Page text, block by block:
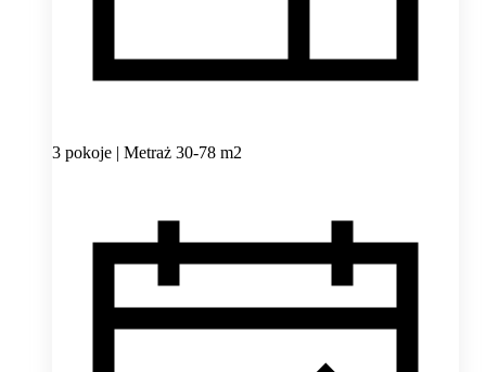
3 pokoje | Metraż 30-78 m2